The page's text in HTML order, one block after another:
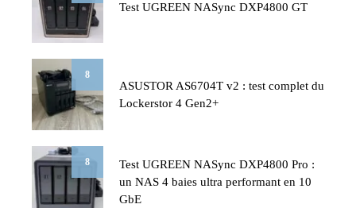
Test UGREEN NASync DXP4800 GT
8
ASUSTOR AS6704T v2 : test complet du
Lockerstor 4 Gen2+
8
Test UGREEN NASync DXP4800 Pro :
un NAS 4 baies ultra performant en 10
GbE